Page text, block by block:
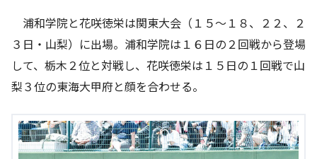
浦和学院と花咲徳栄は関東大会（１５～１８、２２、２
３日・山梨）に出場。浦和学院は１６日の２回戦から登場
して、栃木２位と対戦し、花咲徳栄は１５日の１回戦で山
梨３位の東海大甲府と顔を合わせる。